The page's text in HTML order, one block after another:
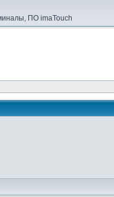
ПО imaTouch